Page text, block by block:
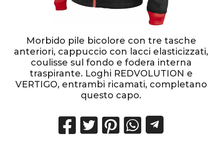
Morbido pile bicolore con tre tasche
anteriori, cappuccio con lacci elasticizzati,
coulisse sul fondo e fodera interna
traspirante. Loghi REDVOLUTION e
VERTIGO, entrambi ricamati, completano
questo capo.